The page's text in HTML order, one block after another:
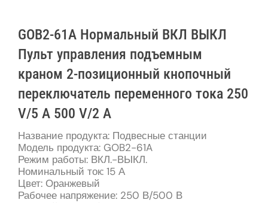
GOB2-61A Нормальный ВКЛ ВЫКЛ
Пульт управления подъемным
краном 2-позиционный кнопочный
переключатель переменного тока 250
V/5 А 500 V/2 А
Название продукта: Подвесные станции
Модель продукта: GOB2-61A
Режим работы: ВКЛ.-ВЫКЛ.
Номинальный ток: 15 А
Цвет: Оранжевый
Рабочее напряжение: 250 В/500 В